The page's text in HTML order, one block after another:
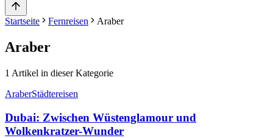
Startseite Fernreisen Araber
Araber
1 Artikel in dieser Kategorie
AraberStädtereisen
Dubai: Zwischen Wüstenglamour und
Wolkenkratzer-Wunder